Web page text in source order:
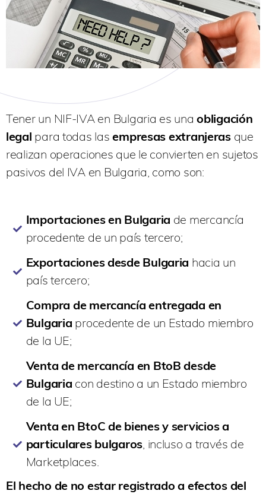
Tener un NIF-IVA en Bulgaria es unaobligación
legal para todas lasempresas extranjeras que
realizan operaciones que le convierten en sujetos
pasivos del IVA en Bulgaria, como son:
Importaciones en Bulgaria de mercancía
procedente de un país tercero;
Exportaciones desde Bulgaria hacia un
país tercero;
Compra de mercancía entregada en
Bulgaria procedente de un Estado miembro
de la UE;
Venta de mercancía en BtoB desde
Bulgaria con destino a un Estado miembro
de la UE;
Venta en BtoC de bienes y servicios a
particulares bulgaros, incluso a través de
Marketplaces.
El hecho de no estar registrado a efectos del